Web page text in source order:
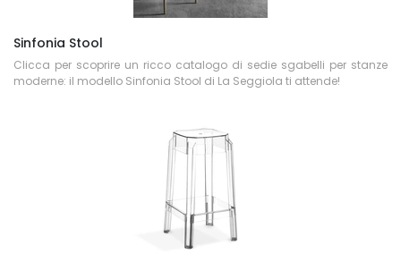
Sinfonia Stool
Clicca per scoprire un ricco catalogo di sedie sgabelli per stanze
moderne: il modello Sinfonia Stool di La Seggiola ti attende!